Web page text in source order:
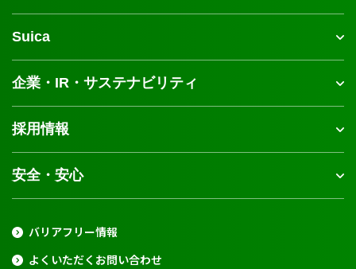
Suica
企業・IR・サステナビリティ
採用情報
安全・安心
バリアフリー情報
よくいただくお問い合わせ